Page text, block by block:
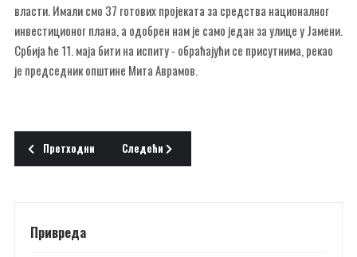
власти. Имали смо 37 готових пројеката за средства националног
инвестиционог плана, а одобрен нам је само један за улице у Јамени.
Србија ће 11. маја бити на испиту - обраћајући се присутнима, рекао
је председник општине Мита Аврамов.
Претходни чланак: САРАДЊА
Претходни Следећи чланак: ПРЕДСТАВНИЦИ ОПШТИНЕ У
Следећи
Привреда